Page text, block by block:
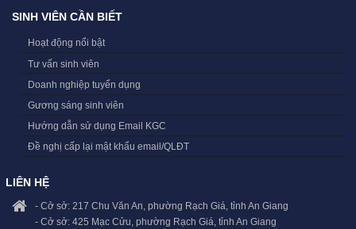
SINH VIÊN CẦN BIẾT
Hoạt động nổi bật
Tư vấn sinh viên
Doanh nghiệp tuyển dụng
Gương sáng sinh viên
Hướng dẫn sử dụng Email KGC
Đề nghị cấp lại mật khẩu email/QLĐT
LIÊN HỆ
- Cở sở: 217 Chu Văn An, phường Rạch Giá, tỉnh An Giang
- Cở sở: 425 Mạc Cửu, phường Rạch Giá, tỉnh An Giang